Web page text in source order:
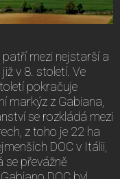
mezi nejstarší a
v 8. století. Ve
pokračuje
markýz z Gabiana,
se rozkládá mezi
z toho je 22 ha
DOC v Itálii,
se převážně